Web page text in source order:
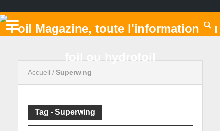
Accueil / Superwing
Tag - Superwing